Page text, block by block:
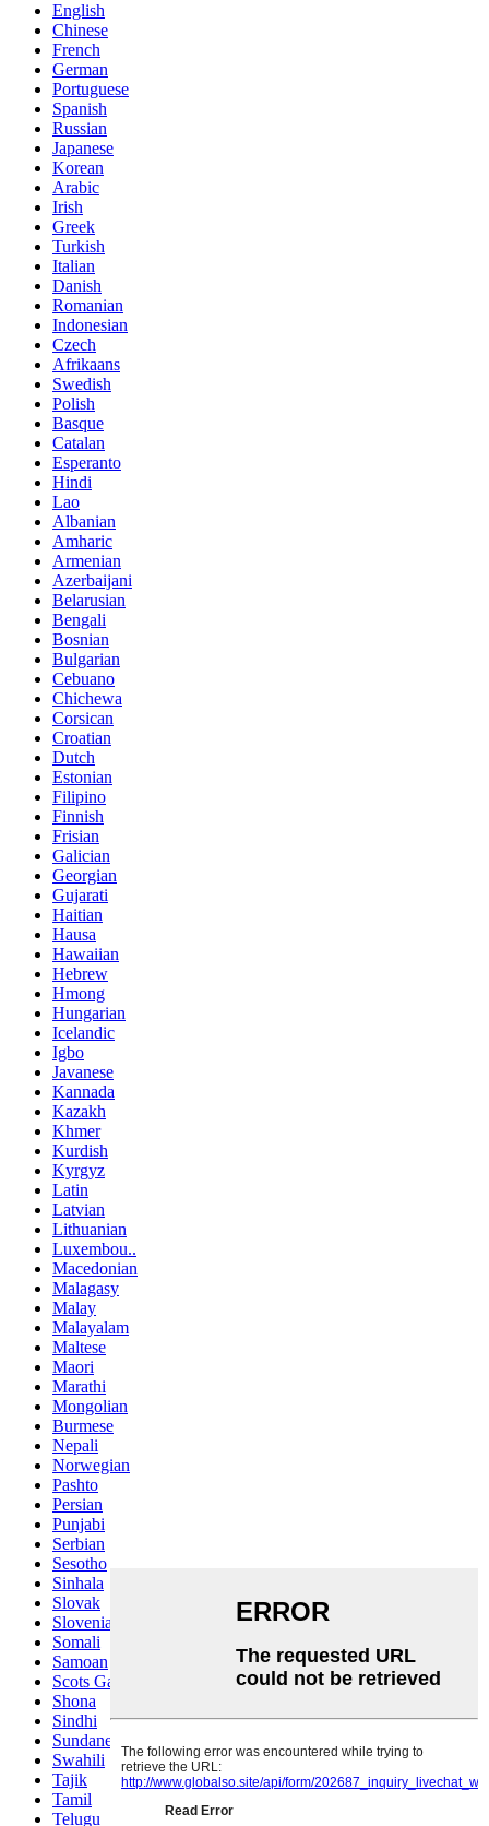
English
Chinese
French
German
Portuguese
Spanish
Russian
Japanese
Korean
Arabic
Irish
Greek
Turkish
Italian
Danish
Romanian
Indonesian
Czech
Afrikaans
Swedish
Polish
Basque
Catalan
Esperanto
Hindi
Lao
Albanian
Amharic
Armenian
Azerbaijani
Belarusian
Bengali
Bosnian
Bulgarian
Cebuano
Chichewa
Corsican
Croatian
Dutch
Estonian
Filipino
Finnish
Frisian
Galician
Georgian
Gujarati
Haitian
Hausa
Hawaiian
Hebrew
Hmong
Hungarian
Icelandic
Igbo
Javanese
Kannada
Kazakh
Khmer
Kurdish
Kyrgyz
Latin
Latvian
Lithuanian
Luxembou..
Macedonian
Malagasy
Malay
Malayalam
Maltese
Maori
Marathi
Mongolian
Burmese
Nepali
Norwegian
Pashto
Persian
Punjabi
Serbian
Sesotho
Sinhala
Slovak
Slovenian
Somali
Samoan
Scots Gaelic
Shona
Sindhi
Sundanese
Swahili
Tajik
Tamil
Telugu